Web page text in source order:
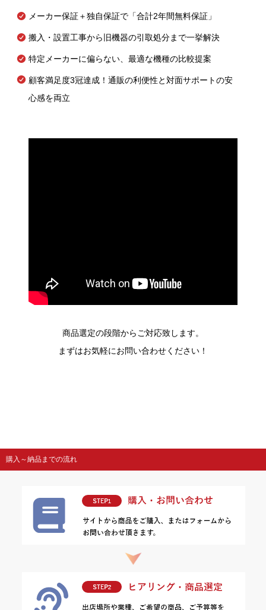
メーカー保証＋独自保証で「合計2年間無料保証」
搬入・設置工事から旧機器の引取処分まで一挙解決
特定メーカーに偏らない、最適な機種の比較提案
顧客満足度3冠達成！通販の利便性と対面サポートの安
心感を両立
商品選定の段階からご対応致します。
まずはお気軽にお問い合わせください！
購入～納品までの流れ